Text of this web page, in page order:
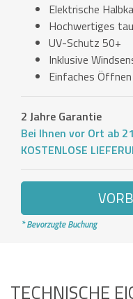
Elektrische
Hochwertiges
UV-Schutz 50+
Inklusive
Einfaches
2 Jahre Garantie
Bei Ihnen vor Ort ab
KOSTENLOSE
* Bevorzugte Buchung
TECHNISCHE